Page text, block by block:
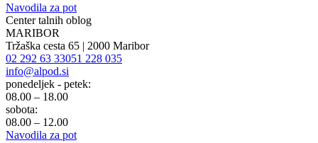
Navodila za pot
Center talnih oblog
MARIBOR
Tržaška cesta 65 | 2000 Maribor
02 292 63 33051 228 035
info@alpod.si
ponedeljek - petek:
08.00 – 18.00
sobota:
08.00 – 12.00
Navodila za pot